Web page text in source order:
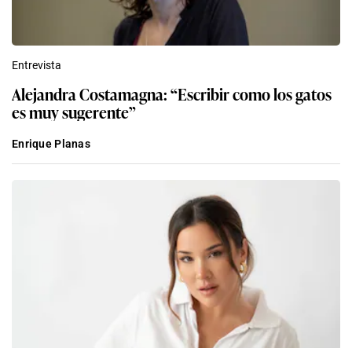
Entrevista
Alejandra Costamagna: “Escribir como los gatos
es muy sugerente”
Enrique Planas